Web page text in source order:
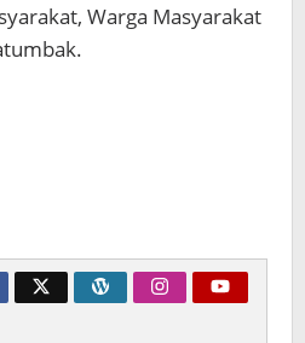
Warga Masyarakat